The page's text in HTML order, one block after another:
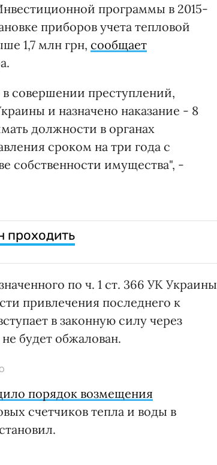
программы в 2015-
приборов учета тепловой
1,7 млн грн, сообщает
совершении преступлений,
и назначено наказание - 8
должности в органах
сроком на три года с
собственности имущества", -
проходить
по ч. 1 ст. 366 УК Украины
привлечения последнего к
в законную силу через
будет обжалован.
порядок возмещения
счетчиков тепла и воды в